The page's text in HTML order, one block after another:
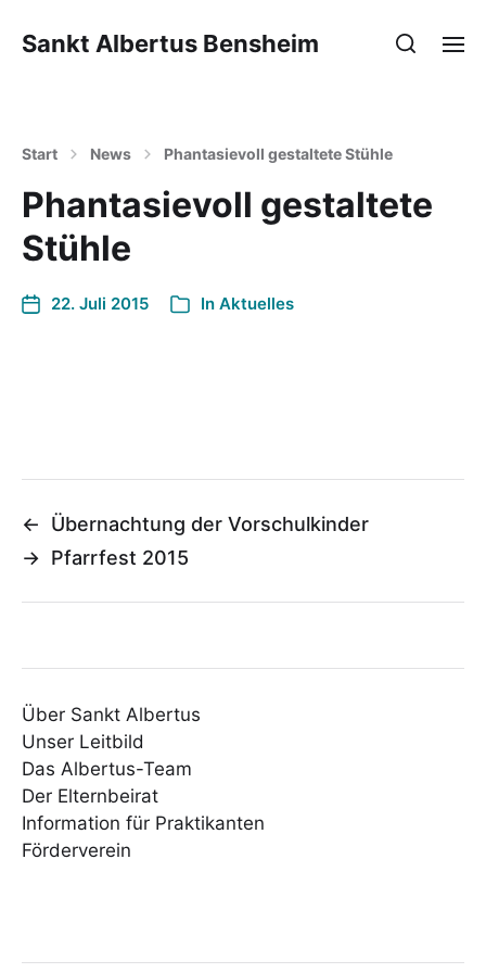
Sankt Albertus Bensheim
Start News Phantasievoll gestaltete Stühle
Phantasievoll gestaltete
Stühle
22. Juli 2015 In Aktuelles
←
Übernachtung der Vorschulkinder
→ Pfarrfest 2015
Über Sankt Albertus
Unser Leitbild
Das Albertus-Team
Der Elternbeirat
Information für Praktikanten
Förderverein